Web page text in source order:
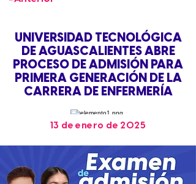
UNIVERSIDAD TECNOLÓGICA
DE AGUASCALIENTES ABRE
PROCESO DE ADMISIÓN PARA
PRIMERA GENERACIÓN DE LA
CARRERA DE ENFERMERÍA
13 de enero de 2025